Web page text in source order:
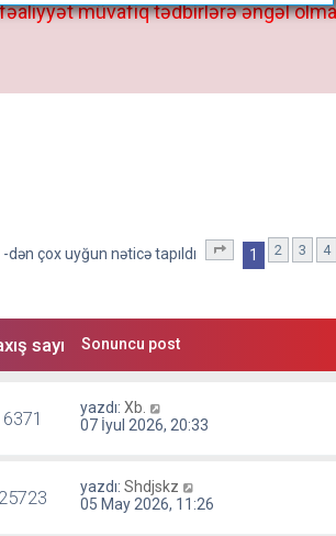
müvafiq tədbirlərə əngəl
dən çox uyğun nəticə tapıldı . səhifə (Cəmi40
1 2 3 4
sayı Sonuncu post
6371 yazdı:Xb.
07 İyul 2026, 20:33
25723 yazdı:Shdjskz
05 May 2026, 11:26